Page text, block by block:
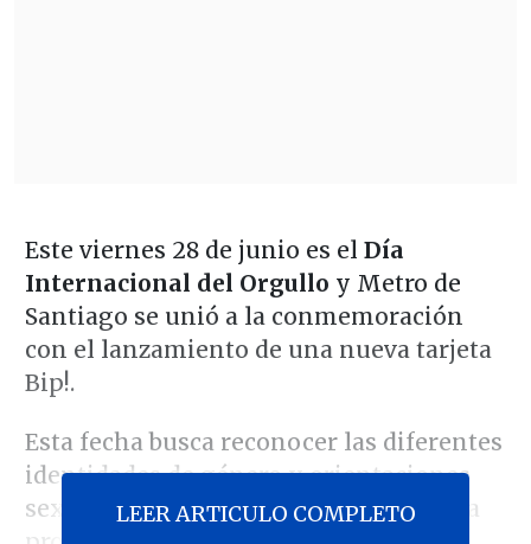
Este viernes 28 de junio es el Día
Internacional del Orgullo y Metro de
Santiago se unió a la conmemoración
con el lanzamiento de una nueva tarjeta
Bip!.
Esta fecha busca reconocer las diferentes
identidades de género y orientaciones
sexuales que existen en el mundo para
LEER ARTICULO COMPLETO